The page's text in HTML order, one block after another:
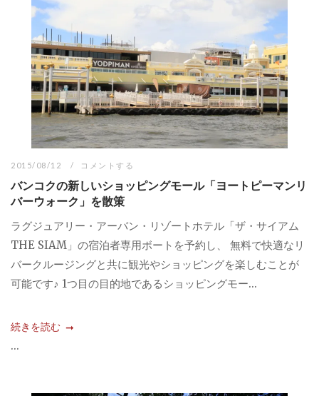
2015/08/12 コメントする
バンコクの新しいショッピングモール「ヨートピーマンリ
バーウォーク」を散策
ラグジュアリー・アーバン・リゾートホテル「ザ・サイアム
THE SIAM」の宿泊者専用ボートを予約し、 無料で快適なリ
バークルージングと共に観光やショッピングを楽しむことが
可能です♪ 1つ目の目的地であるショッピングモー...
続きを読む
...